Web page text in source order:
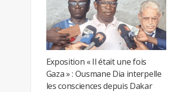
Exposition « Il était une fois
Gaza » : Ousmane Dia interpelle
les consciences depuis Dakar